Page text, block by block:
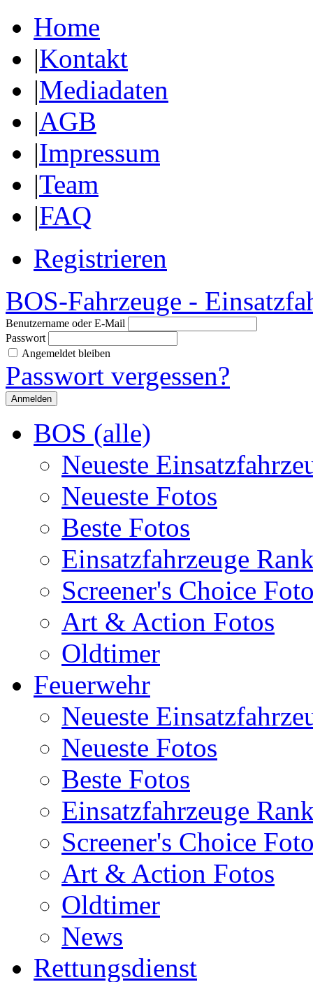
Home
|Kontakt
|Mediadaten
|AGB
|Impressum
|Team
|FAQ
Registrieren
BOS-Fahrzeuge -
Benutzername oder E-Mail
Passwort
Angemeldet bleiben
Passwort vergessen?
BOS (alle)
Neueste
Neueste Fotos
Beste Fotos
Einsatzfahrzeuge
Screener's Choice
Art & Action Fotos
Oldtimer
Feuerwehr
Neueste
Neueste Fotos
Beste Fotos
Einsatzfahrzeuge
Screener's Choice
Art & Action Fotos
Oldtimer
News
Rettungsdienst